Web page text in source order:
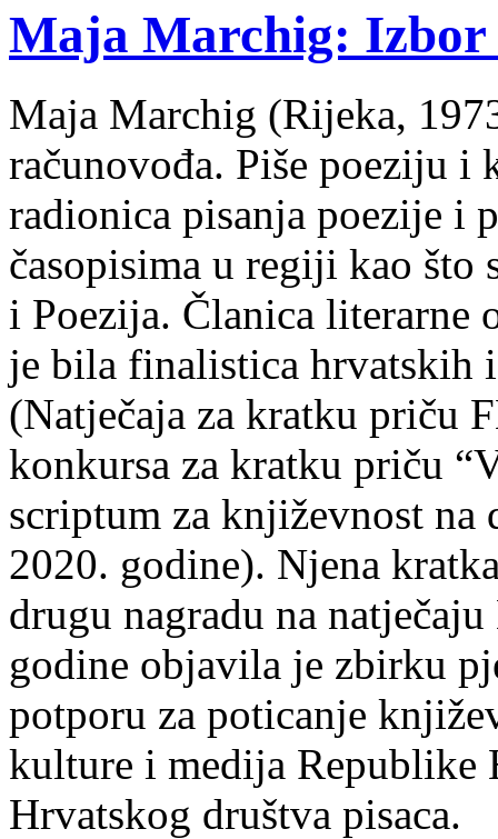
Maja Marchig: Izbor
Maja Marchig (Rijeka,
računovođa. Piše poeziju i
radionica pisanja poezije i
časopisima u regiji kao što
i Poezija. Članica literarne
je bila finalistica hrvatskih
(Natječaja za kratku priču
konkursa za kratku priču
scriptum za književnost na
2020. godine). Njena
drugu nagradu na
godine objavila je zbirku
potporu za poticanje
kulture i medija Republike
Hrvatskog društva pisaca.